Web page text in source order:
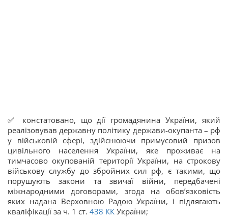
✅ констатовано, що дії громадянина України, який
реалізовував державну політику держави-окупанта – рф
у військовій сфері, здійснюючи примусовий призов
цивільного населення України, яке проживає на
тимчасово окупованій території України, на строкову
військову службу до збройних сил рф, є такими, що
порушують закони та звичаї війни, передбачені
міжнародними договорами, згода на обов’язковість
яких надана Верховною Радою України, і підлягають
кваліфікації за ч. 1 ст. 438 КК України;